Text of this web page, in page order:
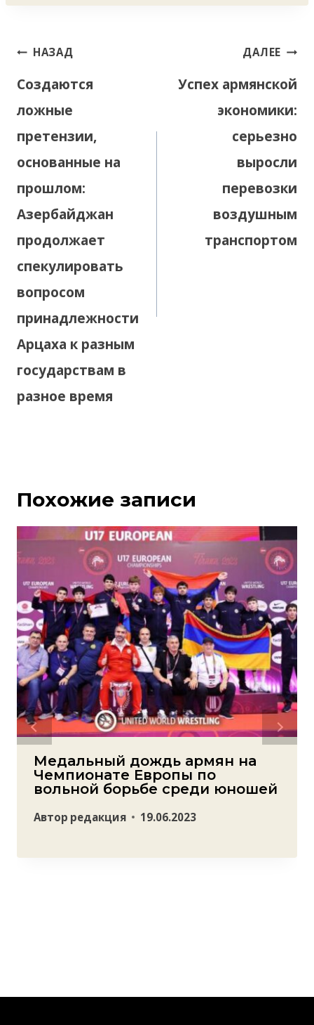
Навигация
записям
НАЗАД
Создаются
ложные
претензии,
основанные на
прошлом:
Азербайджан
продолжает
спекулировать
вопросом
принадлежности
Арцаха к разным
государствам в
разное время
ДАЛЕЕ
Успех армянской
экономики:
серьезно
выросли
перевозки
воздушным
транспортом
Похожие записи
Медальный дождь армян на
Чемпионате Европы по
вольной борьбе среди юношей
Автор редакция 19.06.2023